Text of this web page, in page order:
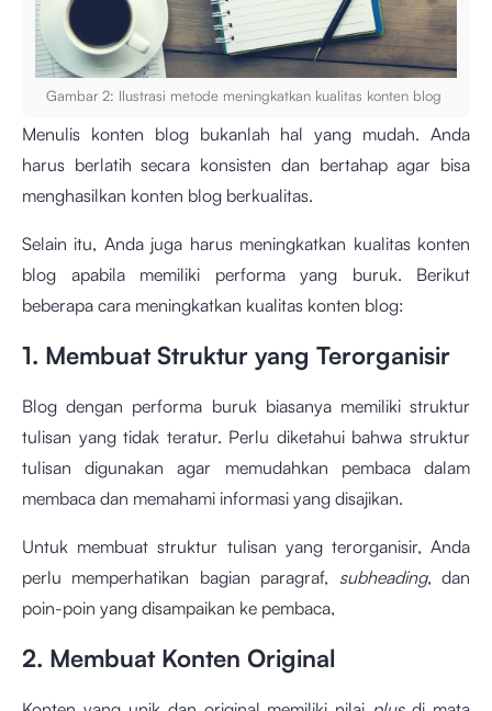
Gambar 2: Ilustrasi metode meningkatkan kualitas konten blog
Menulis konten blog bukanlah hal yang mudah. Anda
harus berlatih secara konsisten dan bertahap agar bisa
menghasilkan konten blog berkualitas.
Selain itu, Anda juga harus meningkatkan kualitas konten
blog apabila memiliki performa yang buruk. Berikut
beberapa cara meningkatkan kualitas konten blog:
1. Membuat Struktur yang Terorganisir
Blog dengan performa buruk biasanya memiliki struktur
tulisan yang tidak teratur. Perlu diketahui bahwa struktur
tulisan digunakan agar memudahkan pembaca dalam
membaca dan memahami informasi yang disajikan.
Untuk membuat struktur tulisan yang terorganisir, Anda
perlu memperhatikan bagian paragraf, subheading, dan
poin-poin yang disampaikan ke pembaca,
2. Membuat Konten Original